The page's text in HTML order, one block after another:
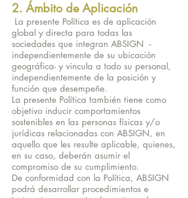
2. Ámbito de Aplicación
La presente Política es de aplicación
global y directa para todas las
sociedades que integran ABSIGN -
independientemente de su ubicación
geográfica- y vincula a todo su personal,
independientemente de la posición y
función que desempeñe.
La presente Política también tiene como
objetivo inducir comportamientos
sostenibles en las personas físicas y/o
jurídicas relacionadas con ABSIGN, en
aquello que les resulte aplicable, quienes,
en su caso, deberán asumir el
compromiso de su cumplimiento.
De conformidad con la Política, ABSIGN
podrá desarrollar procedimientos e